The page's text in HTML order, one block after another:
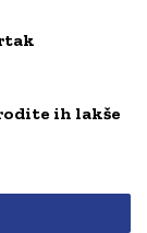
ih lakše